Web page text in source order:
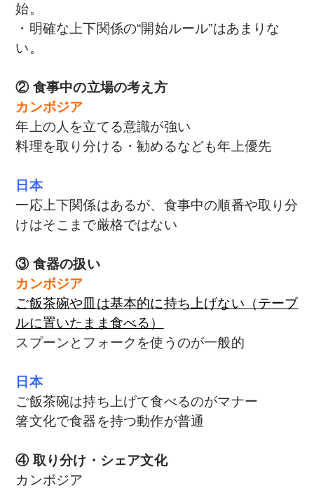
始。
・明確な上下関係の“開始ルール”はあまりな
い。
② 食事中の立場の考え方
カンボジア
年上の人を立てる意識が強い
料理を取り分ける・勧めるなども年上優先
日本
一応上下関係はあるが、食事中の順番や取り分
けはそこまで厳格ではない
③ 食器の扱い
カンボジア
ご飯茶碗や皿は基本的に持ち上げない（テーブ
ルに置いたまま食べる）
スプーンとフォークを使うのが一般的
日本
ご飯茶碗は持ち上げて食べるのがマナー
箸文化で食器を持つ動作が普通
④ 取り分け・シェア文化
カンボジア